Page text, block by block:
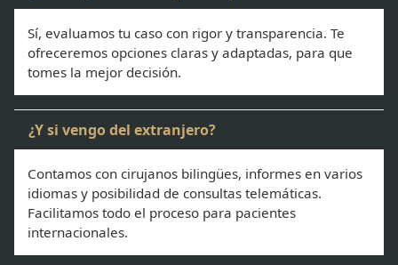
Sí, evaluamos tu caso con rigor y transparencia. Te
ofreceremos opciones claras y adaptadas, para que
tomes la mejor decisión.
¿Y si vengo del extranjero?
Contamos con cirujanos bilingües, informes en varios
idiomas y posibilidad de consultas telemáticas.
Facilitamos todo el proceso para pacientes
internacionales.